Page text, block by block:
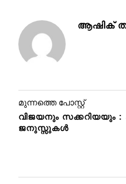
ആഷിക്
മുന്നത്തെ പോസ്റ്റ്
വിജയനും സക്കറിയയും
ജനുസ്സുകൾ